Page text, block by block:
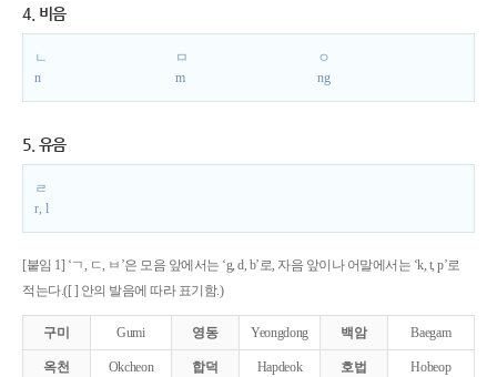
4. 비음
ㄴ
n
ㅁ
m
ㅇ
ng
5. 유음
ㄹ
r, l
[붙임 1] ‘ㄱ, ㄷ, ㅂ’은 모음 앞에서는 ‘g, d, b’로, 자음 앞이나 어말에서는 ‘k, t, p’로
적는다.([ ] 안의 발음에 따라 표기함.)
구미 Gumi 영동 Yeongdong 백암 Baegam
옥천 Okcheon 합덕 Hapdeok 호법 Hobeop